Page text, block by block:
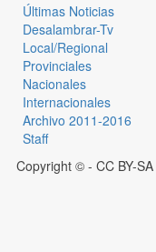
Últimas Noticias
Desalambrar-Tv
Local/Regional
Provinciales
Nacionales
Internacionales
Archivo 2011-2016
Staff
Copyright © - CC BY-SA